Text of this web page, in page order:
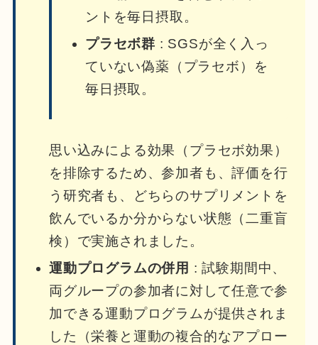
ントを毎日摂取。
プラセボ群 : SGSが全く入っ
ていない偽薬（プラセボ）を
毎日摂取。
思い込みによる効果（プラセボ効果）
を排除するため、参加者も、評価を行
う研究者も、どちらのサプリメントを
飲んでいるか分からない状態（二重盲
検）で実施されました。
運動プログラムの併用 : 試験期間中、
両グループの参加者に対して任意で参
加できる運動プログラムが提供されま
した（栄養と運動の複合的なアプロー